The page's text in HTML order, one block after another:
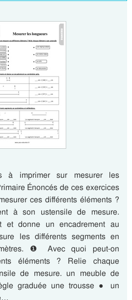
à imprimer sur mesurer les
Énoncés de ces exercices
ces différents éléments ?
à son ustensile de mesure.
et donne un encadrement au
les différents segments en
❶ Avec quoi peut-on
éléments ? Relie chaque
de mesure. un meuble de
graduée une trousse ● un